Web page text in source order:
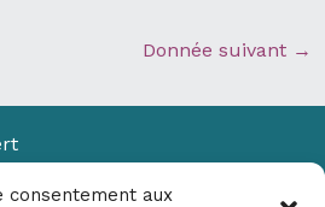
consentement aux
Donnée suivant →